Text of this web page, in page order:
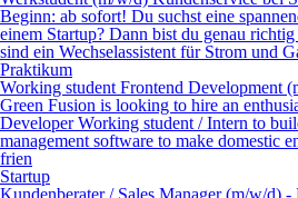
Beginn: ab sofort! Du suchst eine
einem Startup? Dann bist du genau
sind ein Wechselassistent für Strom und
Praktikum
Working student Frontend Development
Green Fusion is looking to hire an
Developer Working student / Intern to
management software to make domestic
frien
Startup
Kundenberater / Sales Manager (m/w/d) -